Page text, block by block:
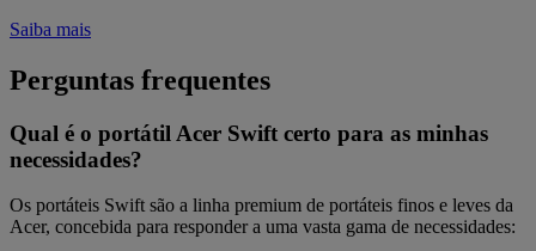
Saiba mais
Perguntas frequentes
Qual é o portátil Acer Swift certo para as minhas
necessidades?
Os portáteis Swift são a linha premium de portáteis finos e leves da
Acer, concebida para responder a uma vasta gama de necessidades: